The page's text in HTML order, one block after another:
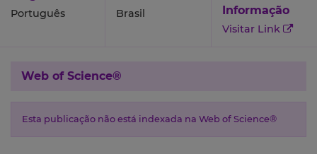
Português Brasil
Informação
Visitar Link
Web of Science®
Esta publicação não está indexada na Web of Science®